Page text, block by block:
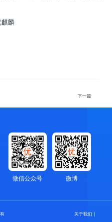
下一篇
微博
微信公众号
关于我们 ｜